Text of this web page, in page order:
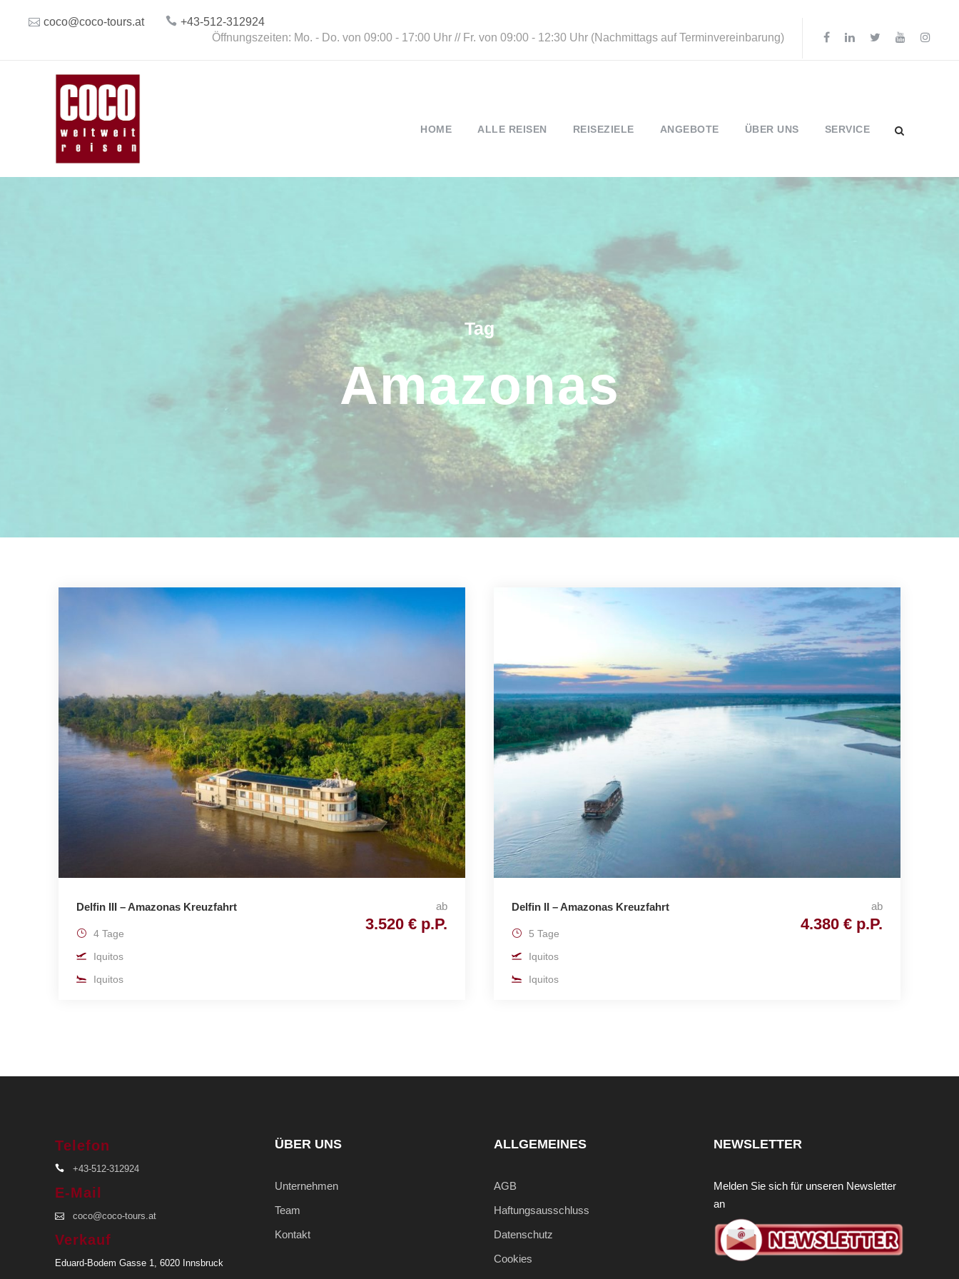
coco@coco-tours.at
+43-512-312924
Öffnungszeiten: Mo. - Do. von 09:00 - 17:00 Uhr // Fr. von 09:00 - 12:30 Uhr (Nachmittags auf Terminvereinbarung)
HOME ALLE REISEN REISEZIELE ANGEBOTE ÜBER UNS SERVICE
Tag
Amazonas
Delfin III – Amazonas Kreuzfahrt ab
3.520 € p.P.
4 Tage
Iquitos
Iquitos
Delfin II – Amazonas Kreuzfahrt ab
4.380 € p.P.
5 Tage
Iquitos
Iquitos
Telefon
+43-512-312924
E-Mail
coco@coco-tours.at
Verkauf
Eduard-Bodem Gasse 1, 6020 Innsbruck
ÜBER UNS
Unternehmen
Team
Kontakt
ALLGEMEINES
AGB
Haftungsausschluss
Datenschutz
Cookies
NEWSLETTER
Melden Sie sich für unseren Newsletter
an